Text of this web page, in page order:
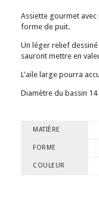
Assiette gourmet avec
forme de puit.
Un léger relief
sauront mettre en
L'aile large pourra
Diamètre du bassin
MATIÈRE
FORME
COULEUR